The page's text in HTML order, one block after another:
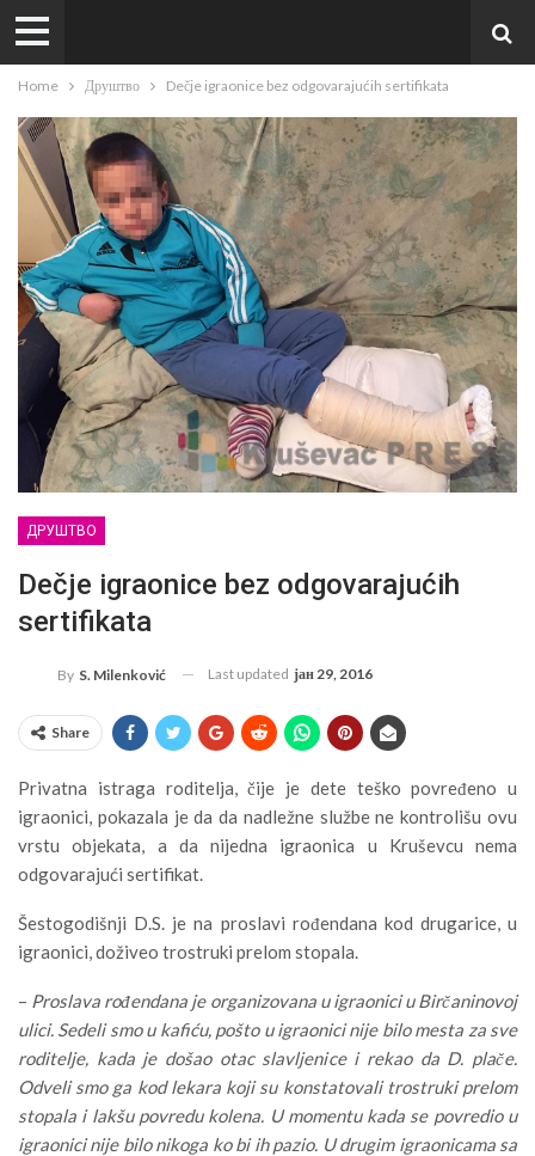
Home Друштво Dečje igraonice bez odgovarajućih sertifikata
ДРУШТВО
Dečje igraonice bez odgovarajućih
sertifikata
By S. Milenković Last updated јан 29, 2016
Share
Privatna istraga roditelja, čije je dete teško povređeno u
igraonici, pokazala je da da nadležne službe ne kontrolišu ovu
vrstu objekata, a da nijedna igraonica u Kruševcu nema
odgovarajući sertifikat.
Šestogodišnji D.S. je na proslavi rođendana kod drugarice, u
igraonici, doživeo trostruki prelom stopala.
– Proslava rođendana je organizovana u igraonici u Birčaninovoj
ulici. Sedeli smo u kafiću, pošto u igraonici nije bilo mesta za sve
roditelje, kada je došao otac slavljenice i rekao da D. plače.
Odveli smo ga kod lekara koji su konstatovali trostruki prelom
stopala i lakšu povredu kolena. U momentu kada se povredio u
igraonici nije bilo nikoga ko bi ih pazio. U drugim igraonicama sa